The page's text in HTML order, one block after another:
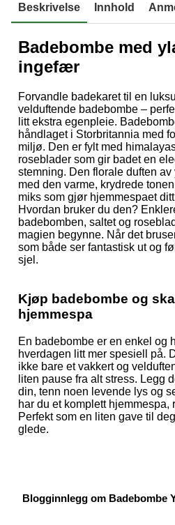
Beskrivelse Innhold
Badebombe med
ingefær
Forvandle badekaret til en
velduftende badebombe –
litt ekstra egenpleie.
håndlaget i Storbritannia med
miljø. Den er fylt med
roseblader som gir badet en
stemning. Den florale duften
med den varme, krydrede
miks som gjør hjemmespaet
Hvordan bruker du den?
badebomben, saltet og
magien begynne. Når det
som både ser fantastisk ut og
sjel.
Kjøp badebombe og
hjemmespa
En badebombe er en enkel og
hverdagen litt mer spesiell på.
ikke bare et vakkert og
liten pause fra alt stress. Legg
din, tenn noen levende lys og
har du et komplett hjemmespa,
Perfekt som en liten gave til
glede.
Blogginnlegg om Badebombe